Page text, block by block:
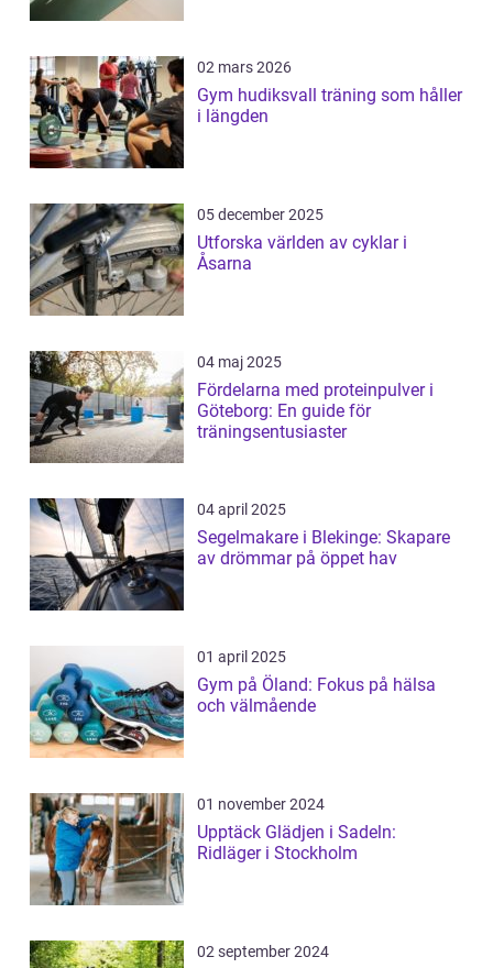
02 mars 2026
Gym hudiksvall träning som håller
i längden
05 december 2025
Utforska världen av cyklar i
Åsarna
04 maj 2025
Fördelarna med proteinpulver i
Göteborg: En guide för
träningsentusiaster
04 april 2025
Segelmakare i Blekinge: Skapare
av drömmar på öppet hav
01 april 2025
Gym på Öland: Fokus på hälsa
och välmående
01 november 2024
Upptäck Glädjen i Sadeln:
Ridläger i Stockholm
02 september 2024